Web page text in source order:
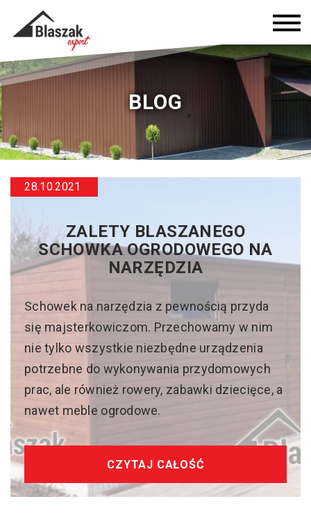
BLOG
28.10.2021
ZALETY BLASZANEGO
SCHOWKA OGRODOWEGO NA
NARZĘDZIA
Schowek na narzędzia z pewnością przyda
się majsterkowiczom. Przechowamy w nim
nie tylko wszystkie niezbędne urządzenia
potrzebne do wykonywania przydomowych
prac, ale również rowery, zabawki dziecięce, a
nawet meble ogrodowe.
CZYTAJ CAŁOŚĆ